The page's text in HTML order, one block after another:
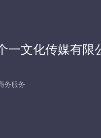
一文化传媒有限
务服务